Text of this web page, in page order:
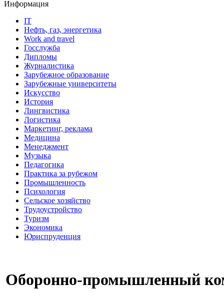
Информация
IT
Нефть, газ, энергетика
Work and travel
Госслужба
Дипломы
Журналистика
Зарубежное образование
Зарубежные университеты
Искусство
История
Лингвистика
Логистика
Маркетинг, реклама
Медицина
Менеджмент
Музыка
Педагогика
Практика за рубежом
Промышленность
Психология
Сельское хозяйство
Трудоустройство
Туризм
Экономика
Юриспруденция
Оборонно-промышленный